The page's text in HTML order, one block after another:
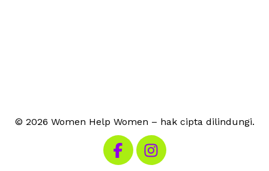
© 2026 Women Help Women – hak cipta dilindungi.
Kunjungi Facebook kami
Kunjungi Instagram kami